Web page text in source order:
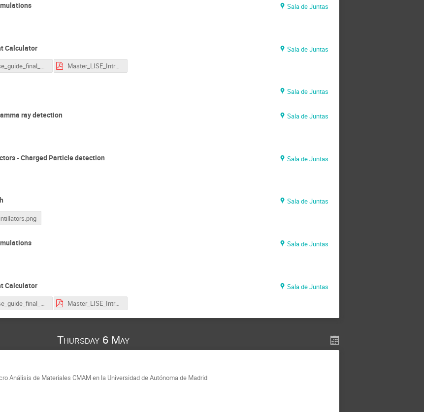
Sala de Juntas
Calculator
Sala de Juntas
LIse_guide_final_2021.pdf Master_LISE_Intro_2021.pdf
Sala de Juntas
ray detection
Sala de Juntas
- Charged Particle detection
Sala de Juntas
Sala de Juntas
Sala de Juntas
Calculator
Sala de Juntas
LIse_guide_final_2021.pdf Master_LISE_Intro_2021.pdf
Thursday 6 May
Análisis de Materiales CMAM en la Universidad de Autónoma de Madrid